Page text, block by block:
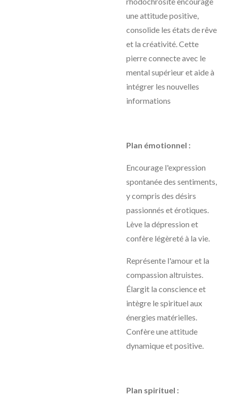
une attitude positive,
consolide les états de rêve
et la créativité. Cette
pierre connecte avec le
mental supérieur et aide à
intégrer les nouvelles
informations
Plan émotionnel :
Encourage l'expression
spontanée des sentiments,
y compris des désirs
passionnés et érotiques.
Lève la dépression et
confère légèreté à la vie.
Représente l'amour et la
compassion altruistes.
Élargit la conscience et
intègre le spirituel aux
énergies matérielles.
Confère une attitude
dynamique et positive.
Plan spirituel :